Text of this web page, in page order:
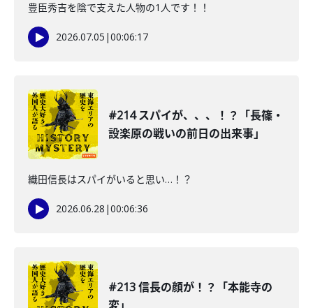
豊臣秀吉を陰で支えた人物の1人です！！
2026.07.05 |00:06:17
#214 スパイが、、、！？「長篠・
設楽原の戦いの前日の出来事」
織田信長はスパイがいると思い…！？
2026.06.28 |00:06:36
#213 信長の顔が！？「本能寺の